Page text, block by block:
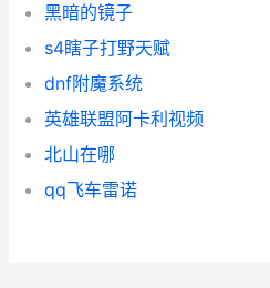
黑暗的镜子
s4瞎子打野天赋
dnf附魔系统
英雄联盟阿卡利视频
北山在哪
qq飞车雷诺